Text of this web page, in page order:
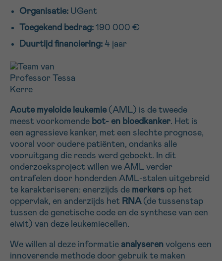
Organisatie: UGent
Toegekend bedrag: 190 000 €
Duurtijd financiering: 4 jaar
Acute myeloide leukemie(AML) is de tweede
meest voorkomende bot- en bloedkanker. Het is
een agressieve kanker, met een slechte prognose,
vooral voor oudere patiënten, ondanks alle
vooruitgang die reeds werd geboekt. In dit
onderzoeksproject willen we AML verder
ontrafelen door honderden AML-stalen uitgebreid
te karakteriseren: enerzijds de merkers op het
oppervlak, en anderzijds het RNA (de tussenstap
tussen de genetische code en de synthese van een
eiwit) van deze leukemiecellen.
We willen al deze informatie analyseren volgens een
innoverende methode door gebruik te maken
EMAIL
MIJN VRAAG
Ja, stuur mij de nieuwsbrief
Ik aanvaard de gebruiksvoorwaarden
*VERPLICHT VELD
Verder